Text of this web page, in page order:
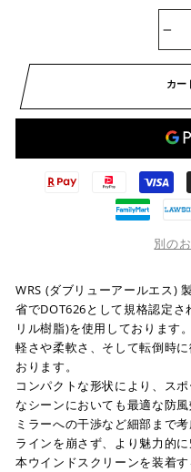
カー
別の
WRS (ダブリューアールエス)
省でDOT626として規格認定
リル樹脂)を使用しております。
軽さや柔軟さ、そして転倒時
おります。
コンパクトな形状により、ス
なシーンにおいても最適な防風
ミラーへの干渉など細部まで
ラインを崩さず、より魅力的に
本ウインドスクリーンを装着